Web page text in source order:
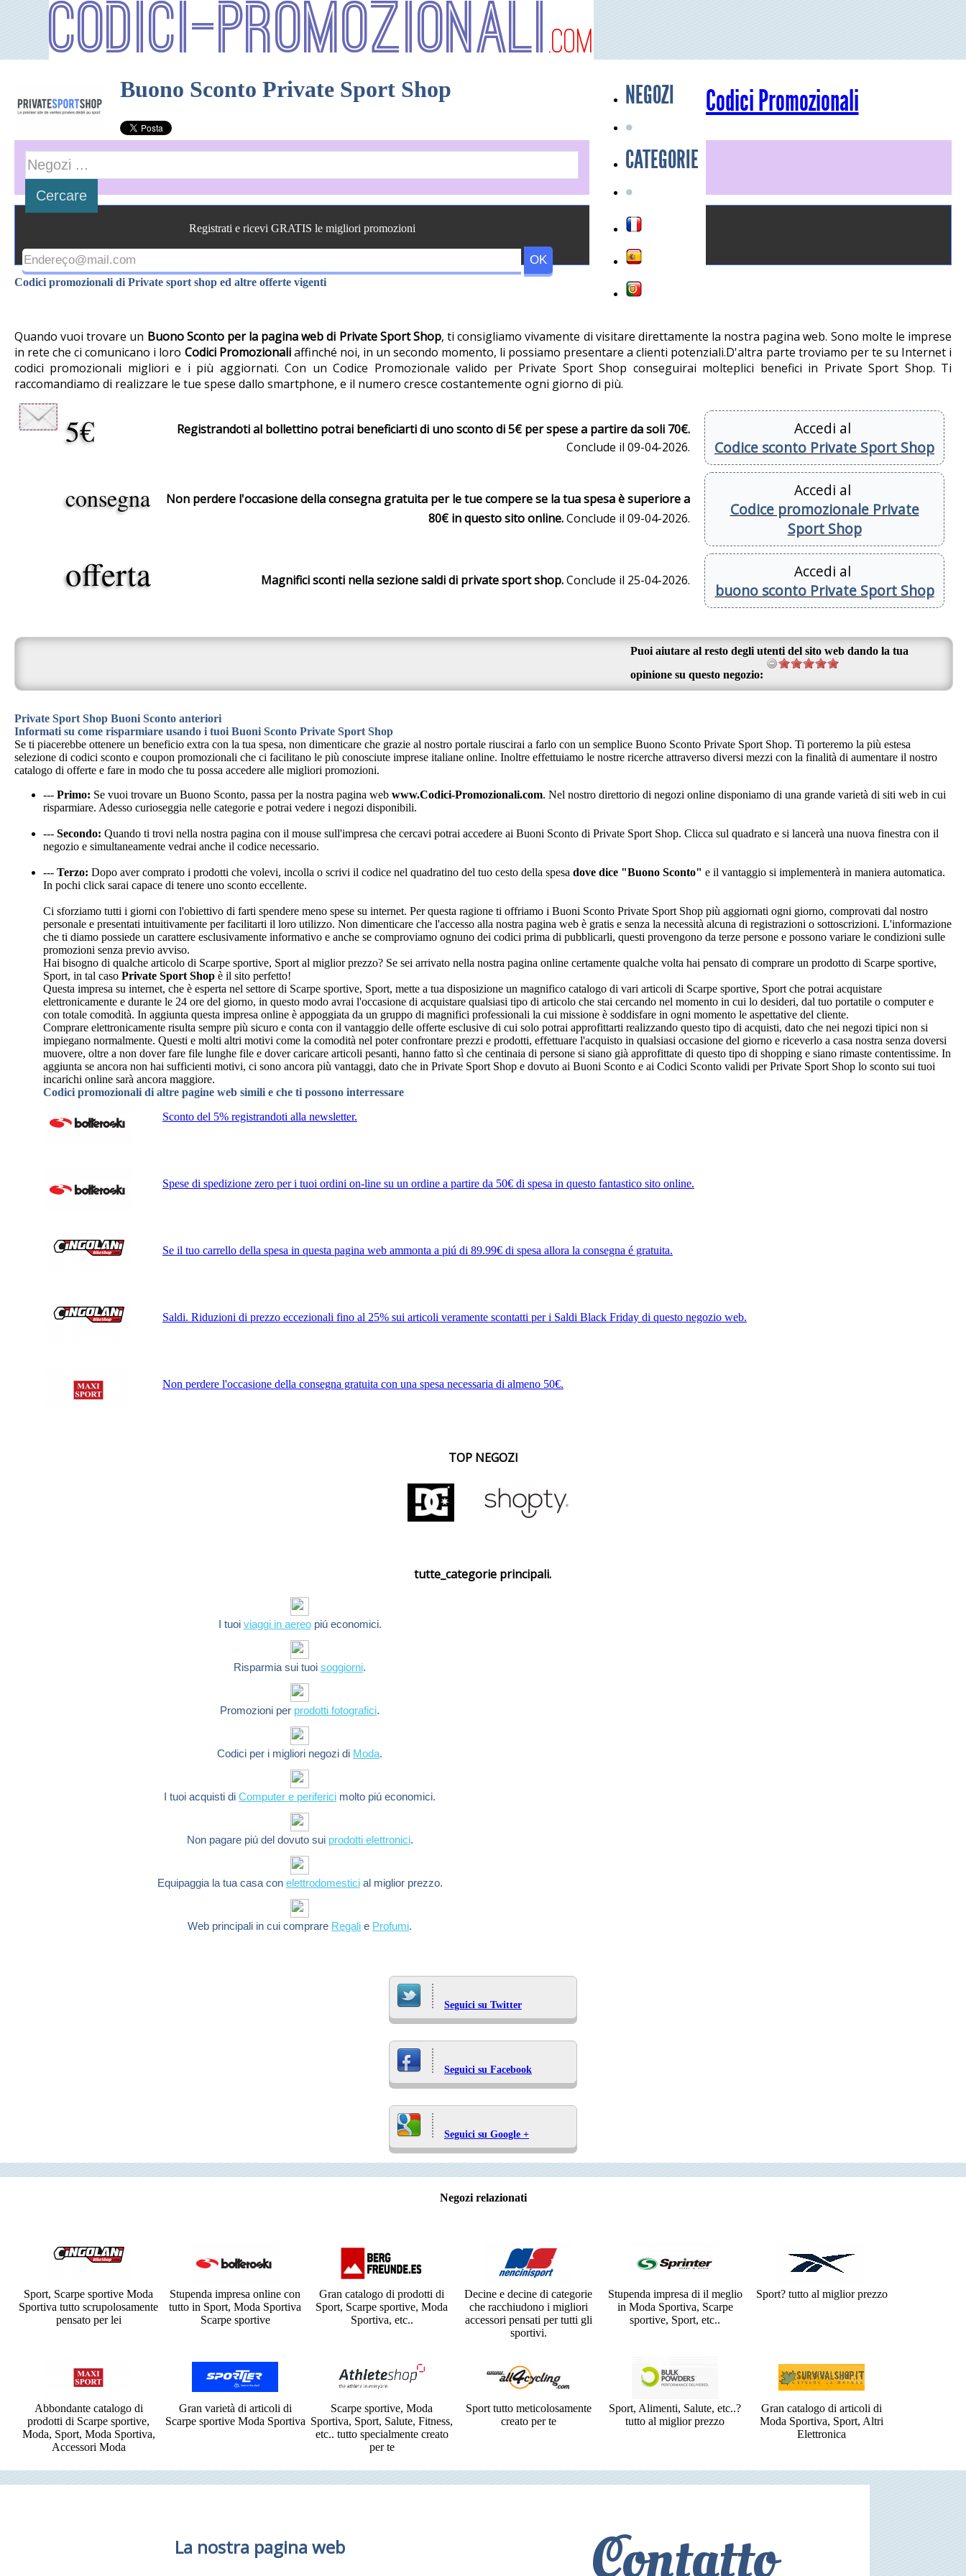
Codici-Promozionali .com
Codici Promozionali
NEGOZI
CATEGORIE
Buono Sconto Private Sport Shop
Quando vuoi trovare un Buono Sconto per la pagina web di Private Sport Shop, ti consigliamo vivamente di visitare direttamente la nostra pagina web. Sono molte le imprese
in rete che ci comunicano i loro Codici Promozionaliaffinché noi, in un secondo momento, li possiamo presentare a clienti potenziali.D'altra parte troviamo per te su Internet i
codici promozionali migliori e i più aggiornati. Con un Codice Promozionale valido per Private Sport Shop conseguirai molteplici benefici in Private Sport Shop. Ti
raccomandiamo di realizzare le tue spese dallo smartphone, e il numero cresce costantemente ogni giorno di più.
Registrati e ricevi GRATIS le migliori promozioni
Codici promozionali di Private sport shop ed altre offerte vigenti
5€
Registrandoti al bollettino potrai beneficiarti di uno sconto di 5€ per spese a partire da soli 70€.
Conclude il 09-04-2026.
Accedi al
Codice sconto Private Sport Shop
consegna
Non perdere l'occasione della consegna gratuita per le tue compere se la tua spesa è superiore a
80€ in questo sito online.Conclude il 09-04-2026.
Accedi al
Codice promozionale Private
Sport Shop
offerta Magnifici sconti nella sezione saldi di private sport shop.Conclude il 25-04-2026.
Accedi al
buono sconto Private Sport Shop
Puoi aiutare al resto degli utenti del sito web dando la tua
opinione su questo negozio:
Private Sport Shop Buoni Sconto anteriori
Informati su come risparmiare usando i tuoi Buoni Sconto Private Sport Shop
Se ti piacerebbe ottenere un beneficio extra con la tua spesa, non dimenticare che grazie al nostro portale riuscirai a farlo con un semplice Buono Sconto Private Sport Shop. Ti porteremo la più estesa
selezione di codici sconto e coupon promozionali che ci facilitano le più conosciute imprese italiane online. Inoltre effettuiamo le nostre ricerche attraverso diversi mezzi con la finalità di aumentare il nostro
catalogo di offerte e fare in modo che tu possa accedere alle migliori promozioni.
--- Primo: Se vuoi trovare un Buono Sconto, passa per la nostra pagina web www.Codici-Promozionali.com. Nel nostro direttorio di negozi online disponiamo di una grande varietà di siti web in cui
risparmiare. Adesso curioseggia nelle categorie e potrai vedere i negozi disponibili.
--- Secondo: Quando ti trovi nella nostra pagina con il mouse sull'impresa che cercavi potrai accedere ai Buoni Sconto di Private Sport Shop. Clicca sul quadrato e si lancerà una nuova finestra con il
negozio e simultaneamente vedrai anche il codice necessario.
--- Terzo: Dopo aver comprato i prodotti che volevi, incolla o scrivi il codice nel quadratino del tuo cesto della spesa dove dice "Buono Sconto" e il vantaggio si implementerà in maniera automatica.
In pochi click sarai capace di tenere uno sconto eccellente.
Ci sforziamo tutti i giorni con l'obiettivo di farti spendere meno spese su internet. Per questa ragione ti offriamo i Buoni Sconto Private Sport Shop più aggiornati ogni giorno, comprovati dal nostro
personale e presentati intuitivamente per facilitarti il loro utilizzo. Non dimenticare che l'accesso alla nostra pagina web è gratis e senza la necessità alcuna di registrazioni o sottoscrizioni. L'informazione
che ti diamo possiede un carattere esclusivamente informativo e anche se comproviamo ognuno dei codici prima di pubblicarli, questi provengono da terze persone e possono variare le condizioni sulle
promozioni senza previo avviso.
Hai bisogno di qualche articolo di Scarpe sportive, Sport al miglior prezzo? Se sei arrivato nella nostra pagina online certamente qualche volta hai pensato di comprare un prodotto di Scarpe sportive,
Sport, in tal caso Private Sport Shop è il sito perfetto!
Questa impresa su internet, che è esperta nel settore di Scarpe sportive, Sport, mette a tua disposizione un magnifico catalogo di vari articoli di Scarpe sportive, Sport che potrai acquistare
elettronicamente e durante le 24 ore del giorno, in questo modo avrai l'occasione di acquistare qualsiasi tipo di articolo che stai cercando nel momento in cui lo desideri, dal tuo portatile o computer e
con totale comodità. In aggiunta questa impresa online è appoggiata da un gruppo di magnifici professionali la cui missione è soddisfare in ogni momento le aspettative del cliente.
Comprare elettronicamente risulta sempre più sicuro e conta con il vantaggio delle offerte esclusive di cui solo potrai approfittarti realizzando questo tipo di acquisti, dato che nei negozi tipici non si
impiegano normalmente. Questi e molti altri motivi come la comodità nel poter confrontare prezzi e prodotti, effettuare l'acquisto in qualsiasi occasione del giorno e riceverlo a casa nostra senza doversi
muovere, oltre a non dover fare file lunghe file e dover caricare articoli pesanti, hanno fatto sì che centinaia di persone si siano già approfittate di questo tipo di shopping e siano rimaste contentissime. In
aggiunta se ancora non hai sufficienti motivi, ci sono ancora più vantaggi, dato che in Private Sport Shop e dovuto ai Buoni Sconto e ai Codici Sconto validi per Private Sport Shop lo sconto sui tuoi
incarichi online sarà ancora maggiore.
Codici promozionali di altre pagine web simili e che ti possono interressare
Sconto del 5% registrandoti alla newsletter.
Spese di spedizione zero per i tuoi ordini on-line su un ordine a partire da 50€ di spesa in questo fantastico sito online.
Se il tuo carrello della spesa in questa pagina web ammonta a piú di 89.99€ di spesa allora la consegna é gratuita.
Saldi. Riduzioni di prezzo eccezionali fino al 25% sui articoli veramente scontatti per i Saldi Black Friday di questo negozio web.
Non perdere l'occasione della consegna gratuita con una spesa necessaria di almeno 50€.
TOP NEGOZI
tutte_categorie principali.
I tuoi viaggi in aereopiú economici.
Risparmia sui tuoisoggiorni.
Promozioni per prodotti fotografici.
Codici per i migliori negozi di Moda.
I tuoi acquisti diComputer e periferici molto piú economici.
Non pagare piú del dovuto sui prodotti elettronici.
Equipaggia la tua casa con elettrodomesticial miglior prezzo.
Web principali in cui comprare Regali e Profumi.
Seguici su Twitter
Seguici su Facebook
Seguici su Google +
Negozi relazionati
Sport, Scarpe sportive Moda
Sportiva tutto scrupolosamente
pensato per lei
Stupenda impresa online con
tutto in Sport, Moda Sportiva
Scarpe sportive
Gran catalogo di prodotti di
Sport, Scarpe sportive, Moda
Sportiva, etc..
Decine e decine di categorie
che racchiudono i migliori
accessori pensati per tutti gli
sportivi.
Stupenda impresa di il meglio
in Moda Sportiva, Scarpe
sportive, Sport, etc..
Sport? tutto al miglior prezzo
Abbondante catalogo di
prodotti di Scarpe sportive,
Moda, Sport, Moda Sportiva,
Accessori Moda
Gran varietà di articoli di
Scarpe sportive Moda Sportiva
Scarpe sportive, Moda
Sportiva, Sport, Salute, Fitness,
etc.. tutto specialmente creato
per te
Sport tutto meticolosamente
creato per te
Sport, Alimenti, Salute, etc..?
tutto al miglior prezzo
Gran catalogo di articoli di
Moda Sportiva, Sport, Altri
Elettronica
Contatto
La nostra pagina web